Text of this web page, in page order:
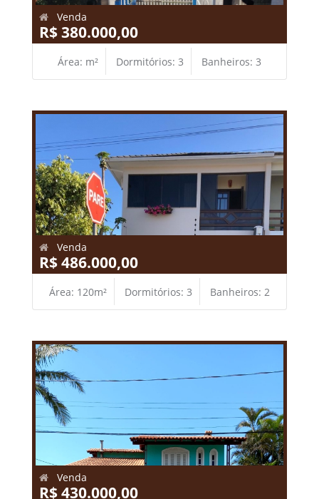
Venda
R$ 380.000,00
Área: m² Dormitórios: 3 Banheiros: 3
Venda
R$ 486.000,00
Área: 120m² Dormitórios: 3 Banheiros: 2
Venda
R$ 430.000,00